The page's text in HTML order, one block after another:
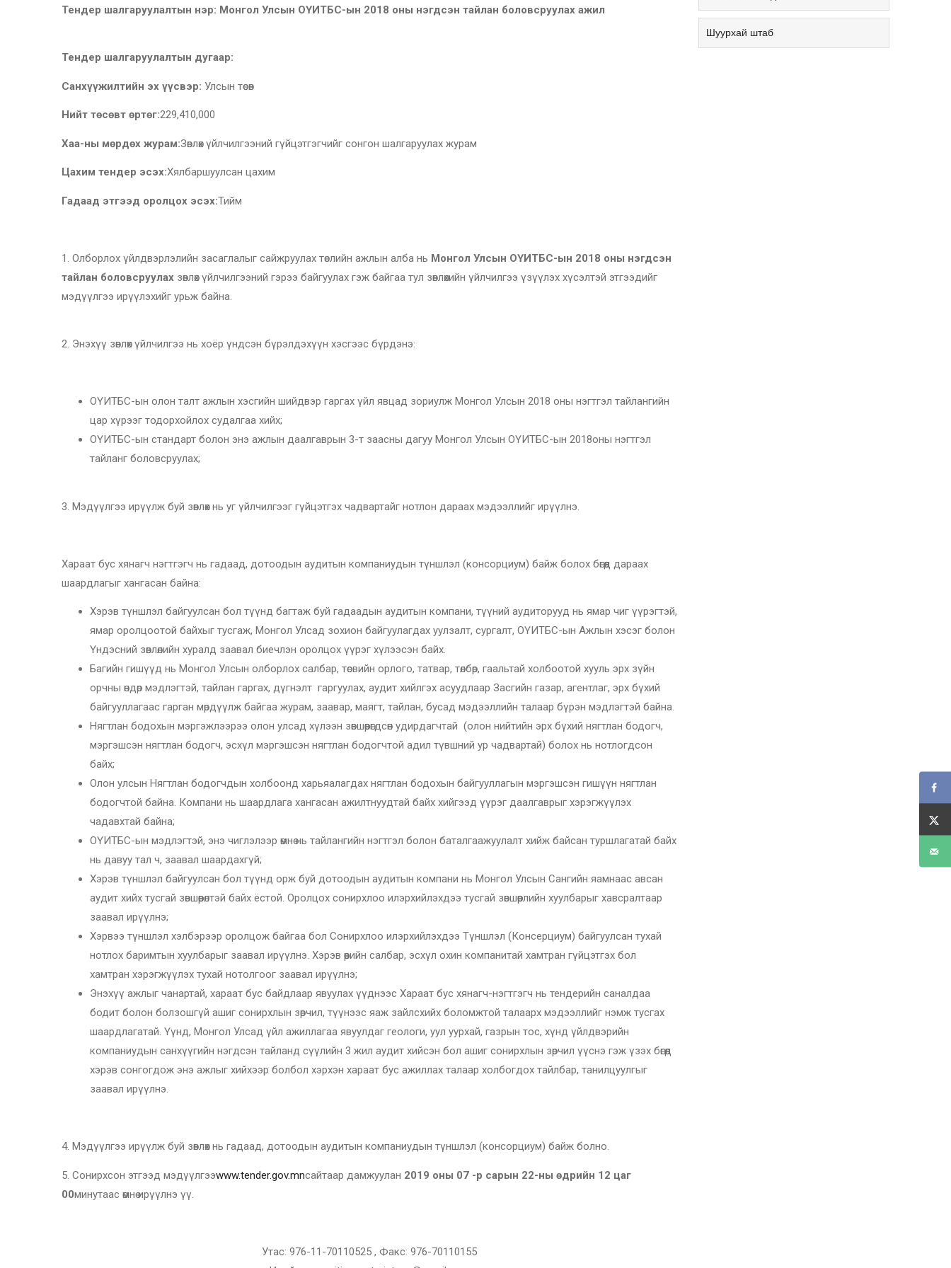
Тендер шалгаруулалтын нэр: Монгол Улсын ОҮИТБС-ын 2018 оны нэгдсэн тайлан боловсруулах ажил
Тендер шалгаруулалтын дугаар:
Санхүүжилтийн эх үүсвэр: Улсын төсөв
Нийт төсөвт өртөг:229,410,000
Хаа-ны мөрдөх журам:Зөвлөх үйлчилгээний гүйцэтгэгчийг сонгон шалгаруулах журам
Цахим тендер эсэх:Хялбаршуулсан цахим
Гадаад этгээд оролцох эсэх:Тийм
1. Олборлох үйлдвэрлэлийн засаглалыг сайжруулах төслийн ажлын алба нь Монгол Улсын ОҮИТБС-ын 2018 оны нэгдсэн
тайлан боловсруулах зөвлөх үйлчилгээний гэрээ байгуулах гэж байгаа тул зөвлөхийн үйлчилгээ үзүүлэх хүсэлтэй этгээдийг
мэдүүлгээ ирүүлэхийг урьж байна.
2. Энэхүү зөвлөх үйлчилгээ нь хоёр үндсэн бүрэлдэхүүн хэсгээс бүрдэнэ:
ОҮИТБС-ын олон талт ажлын хэсгийн шийдвэр гаргах үйл явцад зориулж Монгол Улсын 2018 оны нэгтгэл тайлангийн
цар хүрээг тодорхойлох судалгаа хийх;
ОҮИТБС-ын стандарт болон энэ ажлын даалгаврын 3-т заасны дагуу Монгол Улсын ОҮИТБС-ын 2018оны нэгтгэл
тайланг боловсруулах;
3. Мэдүүлгээ ирүүлж буй зөвлөх нь уг үйлчилгээг гүйцэтгэх чадвартайг нотлон дараах мэдээллийг ирүүлнэ.
Хараат бус хянагч нэгтгэгч нь гадаад, дотоодын аудитын компаниудын түншлэл (консорциум) байж болох бөгөөөд дараах
шаардлагыг хангасан байна:
Хэрэв түншлэл байгуулсан бол түүнд багтаж буй гадаадын аудитын компани, түүний аудиторууд нь ямар чиг үүрэгтэй,
ямар оролцоотой байхыг тусгаж, Монгол Улсад зохион байгуулагдах уулзалт, сургалт, ОҮИТБС-ын Ажлын хэсэг болон
Үндэсний зөвлөлийн хуралд заавал биечлэн оролцох үүрэг хүлээсэн байх.
Багийн гишүүд нь Монгол Улсын олборлох салбар, төсвийн орлого, татвар, төлбөр, гаальтай холбоотой хууль эрх зүйн
орчны өндөр мэдлэгтэй, тайлан гаргах, дүгнэлт гаргуулах, аудит хийлгэх асуудлаар Засгийн газар, агентлаг, эрх бүхий
байгууллагаас гарган мөрдүүлж байгаа журам, заавар, маягт, тайлан, бусад мэдээллийн талаар бүрэн мэдлэгтэй байна.
Нягтлан бодохын мэргэжлээрээ олон улсад хүлээн зөвшөөрөгдсөн удирдагчтай (олон нийтийн эрх бүхий нягтлан бодогч,
мэргэшсэн нягтлан бодогч, эсхүл мэргэшсэн нягтлан бодогчтой адил түвшний ур чадвартай) болох нь нотлогдсон
байх;
Олон улсын Нягтлан бодогчдын холбоонд харьяалагдах нягтлан бодохын байгууллагын мэргэшсэн гишүүн нягтлан
бодогчтой байна. Компани нь шаардлага хангасан ажилтнуудтай байх хийгээд үүрэг даалгаврыг хэрэгжүүлэх
чадавхтай байна;
ОҮИТБС-ын мэдлэгтэй, энэ чиглэлээр өмнө нь тайлангийн нэгтгэл болон баталгаажуулалт хийж байсан туршлагатай байх
нь давуу тал ч, заавал шаардахгүй;
Хэрэв түншлэл байгуулсан бол түүнд орж буй дотоодын аудитын компани нь Монгол Улсын Сангийн яамнаас авсан
аудит хийх тусгай зөвшөөрөлтэй байх ёстой. Оролцох сонирхлоо илэрхийлэхдээ тусгай зөвшөөрлийн хуулбарыг хавсралтаар
заавал ирүүлнэ;
Хэрвээ түншлэл хэлбэрээр оролцож байгаа бол Сонирхлоо илэрхийлэхдээ Түншлэл (Консерциум) байгуулсан тухай
нотлох баримтын хуулбарыг заавал ирүүлнэ. Хэрэв өөрийн салбар, эсхүл охин компанитай хамтран гүйцэтгэх бол
хамтран хэрэгжүүлэх тухай нотолгоог заавал ирүүлнэ;
Энэхүү ажлыг чанартай, хараат бус байдлаар явуулах үүднээс Хараат бус хянагч-нэгтгэгч нь тендерийн саналдаа
бодит болон болзошгүй ашиг сонирхлын зөрчил, түүнээс яаж зайлсхийх боломжтой талаарх мэдээллийг нэмж тусгах
шаардлагатай. Үүнд, Монгол Улсад үйл ажиллагаа явуулдаг геологи, уул уурхай, газрын тос, хүнд үйлдвэрийн
компаниудын санхүүгийн нэгдсэн тайланд сүүлийн 3 жил аудит хийсэн бол ашиг сонирхлын зөрчил үүснэ гэж үзэх бөгөөд
хэрэв сонгогдож энэ ажлыг хийхээр болбол хэрхэн хараат бус ажиллах талаар холбогдох тайлбар, танилцуулгыг
заавал ирүүлнэ.
4. Мэдүүлгээ ирүүлж буй зөвлөх нь гадаад, дотоодын аудитын компаниудын түншлэл (консорциум) байж болно.
5. Сонирхсон этгээд мэдүүлгээwww.tender.gov.mnсайтаар дамжуулан 2019 оны 07 -р сарын 22-ны өдрийн 12 цаг
00минутаас өмнө ирүүлнэ үү.
Утас: 976-11-70110525 , Факс: 976-70110155
Шуурхай штаб